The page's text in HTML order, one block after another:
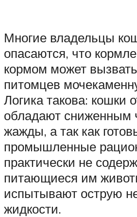
Многие владельцы
опасаются, что
кормом может
питомцев
Логика такова: кошки
обладают сниженным
жажды, а так как
промышленные
практически не
питающиеся им
испытывают острую
жидкости.